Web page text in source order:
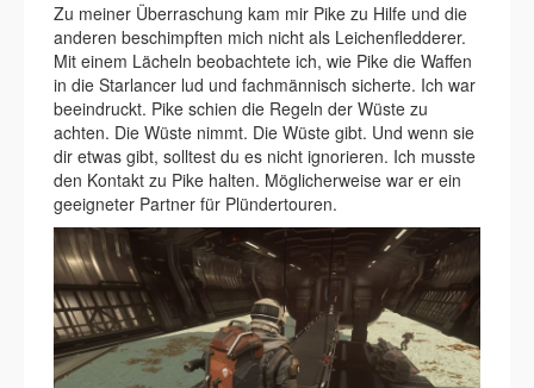
Zu meiner Überraschung kam mir Pike zu Hilfe und die
anderen beschimpften mich nicht als Leichenfledderer.
Mit einem Lächeln beobachtete ich, wie Pike die Waffen
in die Starlancer lud und fachmännisch sicherte. Ich war
beeindruckt. Pike schien die Regeln der Wüste zu
achten. Die Wüste nimmt. Die Wüste gibt. Und wenn sie
dir etwas gibt, solltest du es nicht ignorieren. Ich musste
den Kontakt zu Pike halten. Möglicherweise war er ein
geeigneter Partner für Plündertouren.